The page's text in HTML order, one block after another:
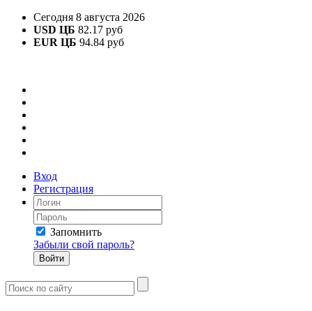
Сегодня 8 августа 2026
USD ЦБ 82.17 руб
EUR ЦБ 94.84 руб
Вход
Регистрация
Запомнить
Забыли свой пароль?